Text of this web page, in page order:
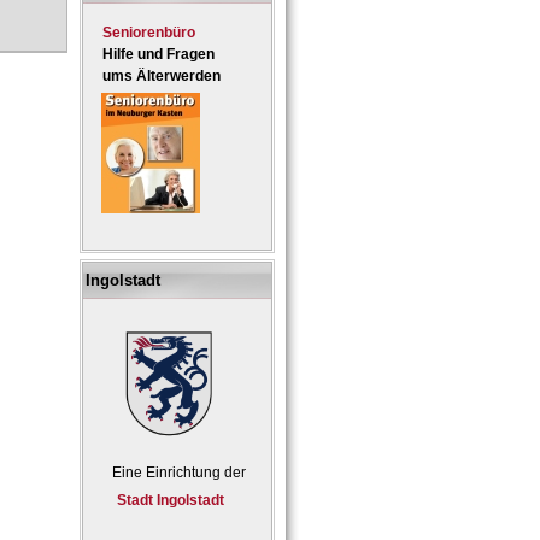
Seniorenbüro
Hilfe und Fragen
ums Älterwerden
Ingolstadt
Eine Einrichtung der
Stadt Ingolstadt